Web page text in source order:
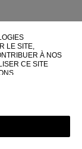
LE SITE,
À NOS
CE SITE
ET LEUR